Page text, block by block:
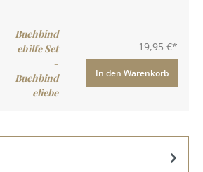
Buchbind
ehilfe Set
-
Buchbind
eliebe
19,95 €*
In den Warenkorb